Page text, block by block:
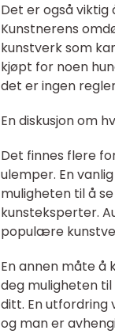
Det er også viktig
Kunstnerens
kunstverk som
kjøpt for noen
det er ingen
En diskusjon om
Det finnes flere
ulemper. En
muligheten til å
kunsteksperter.
populære
En annen måte å
deg muligheten
ditt. En utfordring
og man er